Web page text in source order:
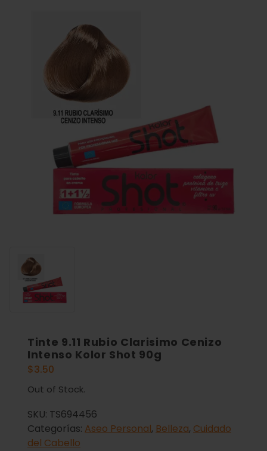
Tinte 9.11 Rubio Clarisimo Cenizo
Intenso Kolor Shot 90g
$3.50
Out of Stock.
SKU: TS694456
Categorías: Aseo Personal, Belleza, Cuidado
del Cabello